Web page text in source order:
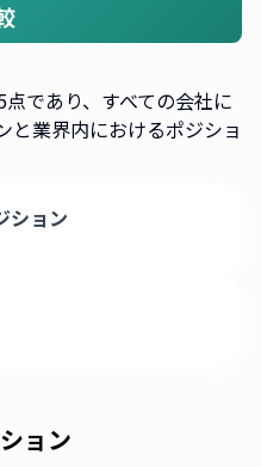
であり、すべての会社に
と業界内におけるポジショ
ション
ョン